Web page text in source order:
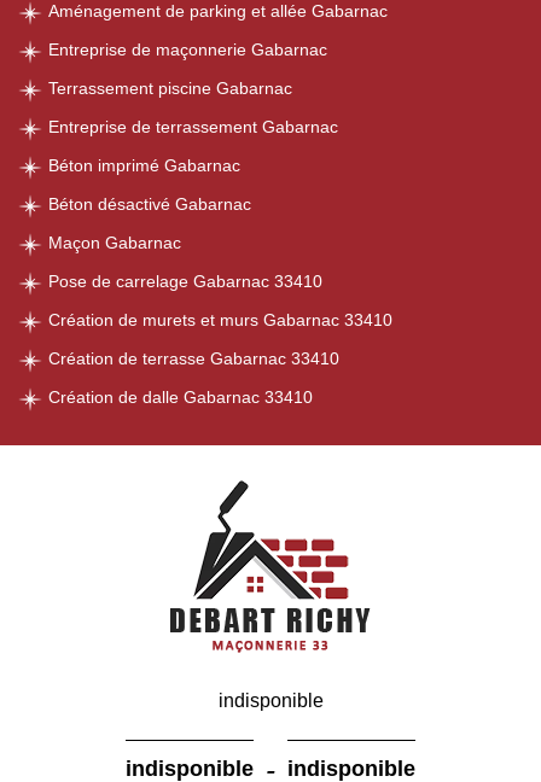
Aménagement de parking et allée Gabarnac
Entreprise de maçonnerie Gabarnac
Terrassement piscine Gabarnac
Entreprise de terrassement Gabarnac
Béton imprimé Gabarnac
Béton désactivé Gabarnac
Maçon Gabarnac
Pose de carrelage Gabarnac 33410
Création de murets et murs Gabarnac 33410
Création de terrasse Gabarnac 33410
Création de dalle Gabarnac 33410
indisponible
indisponible - indisponible